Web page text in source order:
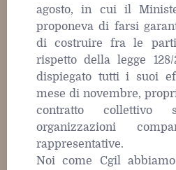
agosto, in cui il
proponeva di farsi
di costruire fra le
rispetto della legge
dispiegato tutti i suoi
mese di novembre,
contratto collettivo
organizzazioni
rappresentative.
Noi come Cgil